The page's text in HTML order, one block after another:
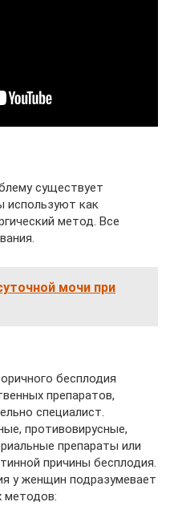
существует
используют как
метод. Все
мочи при
бесплодия
препаратов,
специалист.
противовирусные,
препараты или
причины бесплодия.
у женщин подразумевает
методов: